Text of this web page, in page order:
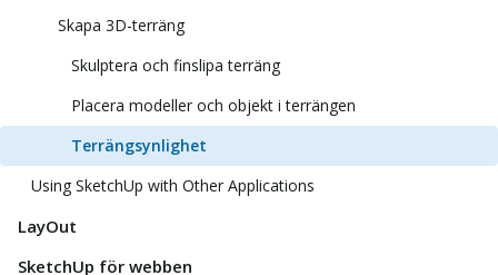
Skapa 3D-terräng
Skulptera och finslipa terräng
Placera modeller och objekt i terrängen
Terrängsynlighet
Using SketchUp with Other Applications
LayOut
SketchUp för webben